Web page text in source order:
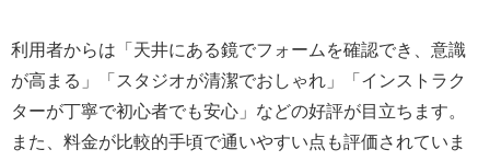
利用者からは「天井にある鏡でフォームを確認でき、意識
が高まる」「スタジオが清潔でおしゃれ」「インストラク
ターが丁寧で初心者でも安心」などの好評が目立ちます。
また、料金が比較的手頃で通いやすい点も評価されていま